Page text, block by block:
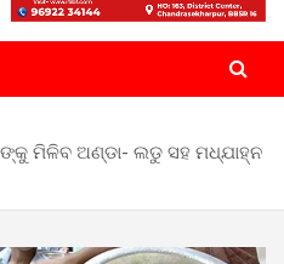
ମିଳିବ ଅଣ୍ଡା- ଲଡୁ ସହ ମଧ୍ଯାହ୍ନ